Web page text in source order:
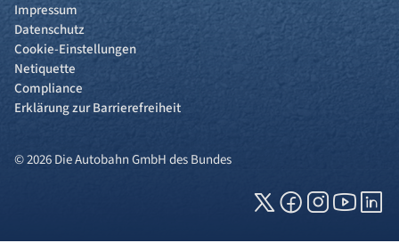
Impressum
Datenschutz
Cookie-Einstellungen
Netiquette
Compliance
Erklärung zur Barrierefreiheit
© 2026 Die Autobahn GmbH des Bundes